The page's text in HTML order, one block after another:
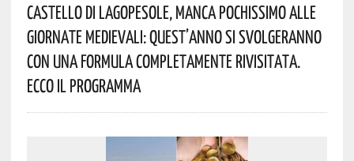
Castello Di Lagopesole, Manca Pochissimo Alle
Giornate Medievali: Quest’anno Si Svolgeranno
Con Una Formula Completamente Rivisitata.
Ecco Il Programma